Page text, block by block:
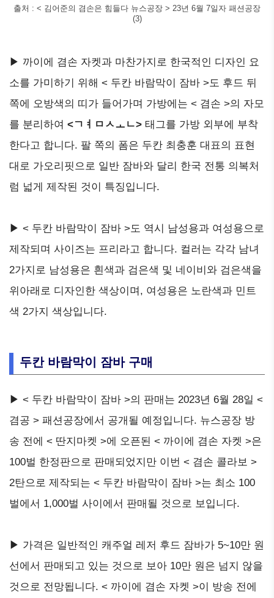
출처 : < 김어준의 겸손은 힘들다 뉴스공장 > 23년 6월 7일자 패션공장
(3)
▶ 까이에 겸손 자켓과 마찬가지로 한국적인 디자인 요
소를 가미하기 위해 < 두칸 바람막이 잠바 >도 후드 뒤
쪽에 오방색의 띠가 들어가며 가방에는 < 겸손 >의 자모
를 분리하여 <ㄱㅕㅁㅅㅗㄴ> 태그를 가방 외부에 부착
한다고 합니다. 팔 쪽의 폼은 두칸 최충훈 대표의 표현
대로 가오리핏으로 일반 잠바와 달리 한국 전통 의복처
럼 넓게 제작된 것이 특징입니다.
▶ < 두칸 바람막이 잠바 >도 역시 남성용과 여성용으로
제작되며 사이즈는 프리라고 합니다. 컬러는 각각 남녀
2가지로 남성용은 흰색과 검은색 및 네이비와 검은색을
위아래로 디자인한 색상이며, 여성용은 노란색과 민트
색 2가지 색상입니다.
두칸 바람막이 잠바 구매
▶ < 두칸 바람막이 잠바 >의 판매는 2023년 6월 28일 <
겸공 > 패션공장에서 공개될 예정입니다. 뉴스공장 방
송 전에 < 딴지마켓 >에 오픈된 < 까이에 겸손 자켓 >은
100벌 한정판으로 판매되었지만 이번 < 겸손 콜라보 >
2탄으로 제작되는 < 두칸 바람막이 잠바 >는 최소 100
벌에서 1,000벌 사이에서 판매될 것으로 보입니다.
▶ 가격은 일반적인 캐주얼 레저 후드 잠바가 5~10만 원
선에서 판매되고 있는 것으로 보아 10만 원은 넘지 않을
것으로 전망됩니다. < 까이에 겸손 자켓 >이 방송 전에